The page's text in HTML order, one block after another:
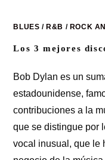
BLUES / R&B / ROCK
Los 3 mejores
Bob Dylan es un
estadounidense,
contribuciones a la
que se distingue por
vocal inusual, que le